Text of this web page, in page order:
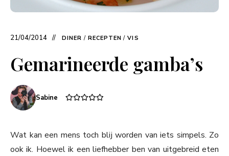
21/04/2014 DINER / RECEPTEN / VIS
Gemarineerde gamba’s
Sabine
Wat kan een mens toch blij worden van iets simpels. Zo
ook ik. Hoewel ik een liefhebber ben van uitgebreid eten